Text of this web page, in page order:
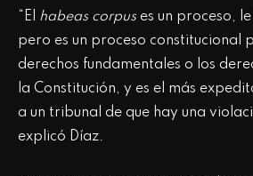
“El habeas corpus es un proceso,
pero es un proceso constitucional
derechos fundamentales o los
la Constitución, y es el más
a un tribunal de que hay una
explicó Díaz.